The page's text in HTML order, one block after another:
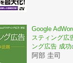
Google
スティング広
ング広告 成功
阿部 圭司